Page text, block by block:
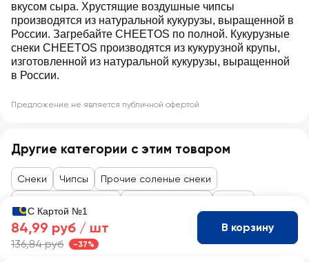
вкусом сыра. Хрустящие воздушные чипсы
производятся из натуральной кукурузы, выращенной в
России. Загребайте CHEETOS по полной. Кукурузные
снеки CHEETOS производятся из кукурузной крупы,
изготовленной из натуральной кукурузы, выращенной
в России.
Предложение не является публичной офертой
Другие категории с этим товаром
Снеки Чипсы Прочие соленые снеки
С Картой №1
84,99 руб / шт
136,84 руб -37%
В корзину